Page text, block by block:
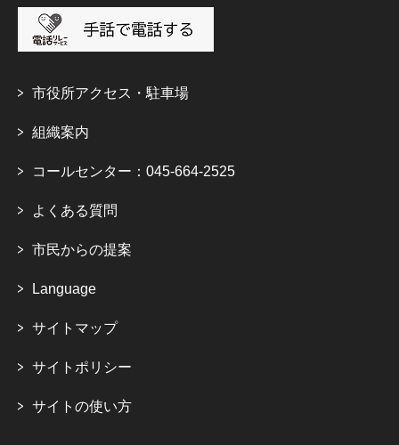
市役所アクセス・駐車場
組織案内
コールセンター：045-664-2525
よくある質問
市民からの提案
Language
サイトマップ
サイトポリシー
サイトの使い方